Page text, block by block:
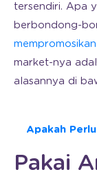
tersendiri. Apa
berbondong-
market-nya
alasannya di
Apakah
Pakai